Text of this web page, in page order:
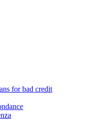
for bad credit